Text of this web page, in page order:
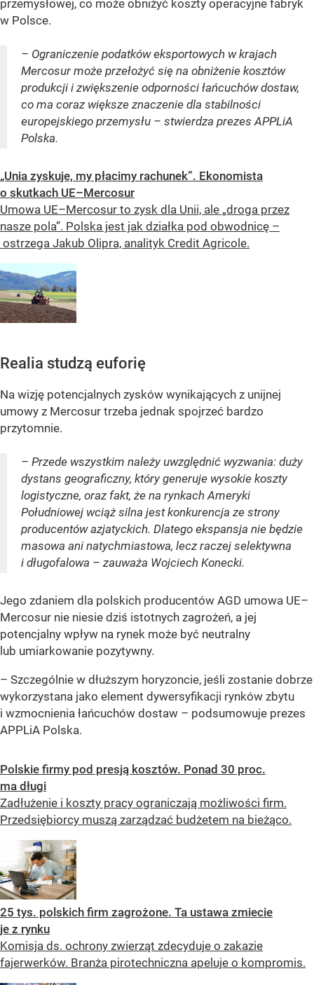
przemysłowej, co może obniżyć koszty operacyjne fabryk
w Polsce.
– Ograniczenie podatków eksportowych w krajach
Mercosur może przełożyć się na obniżenie kosztów
produkcji i zwiększenie odporności łańcuchów dostaw,
co ma coraz większe znaczenie dla stabilności
europejskiego przemysłu – stwierdza prezes APPLiA
Polska.
„Unia zyskuje, my płacimy rachunek”. Ekonomista
o skutkach UE–Mercosur
Umowa UE–Mercosur to zysk dla Unii, ale „droga przez
nasze pola”. Polska jest jak działka pod obwodnicę –
ostrzega Jakub Olipra, analityk Credit Agricole.
Realia studzą euforię
Na wizję potencjalnych zysków wynikających z unijnej
umowy z Mercosur trzeba jednak spojrzeć bardzo
przytomnie.
– Przede wszystkim należy uwzględnić wyzwania: duży
dystans geograficzny, który generuje wysokie koszty
logistyczne, oraz fakt, że na rynkach Ameryki
Południowej wciąż silna jest konkurencja ze strony
producentów azjatyckich. Dlatego ekspansja nie będzie
masowa ani natychmiastowa, lecz raczej selektywna
i długofalowa – zauważa Wojciech Konecki.
Jego zdaniem dla polskich producentów AGD umowa UE–
Mercosur nie niesie dziś istotnych zagrożeń, a jej
potencjalny wpływ na rynek może być neutralny
lub umiarkowanie pozytywny.
– Szczególnie w dłuższym horyzoncie, jeśli zostanie dobrze
wykorzystana jako element dywersyfikacji rynków zbytu
i wzmocnienia łańcuchów dostaw – podsumowuje prezes
APPLiA Polska.
Polskie firmy pod presją kosztów. Ponad 30 proc.
ma długi
Zadłużenie i koszty pracy ograniczają możliwości firm.
Przedsiębiorcy muszą zarządzać budżetem na bieżąco.
25 tys. polskich firm zagrożone. Ta ustawa zmiecie
je z rynku
Komisja ds. ochrony zwierząt zdecyduje o zakazie
fajerwerków. Branża pirotechniczna apeluje o kompromis.